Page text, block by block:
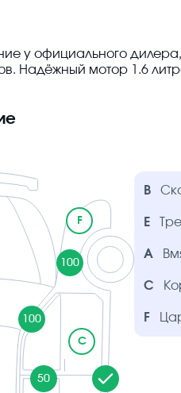
у официального
Надёжный мотор 1.6
F
100
100
C
50
B
E
A
C
F